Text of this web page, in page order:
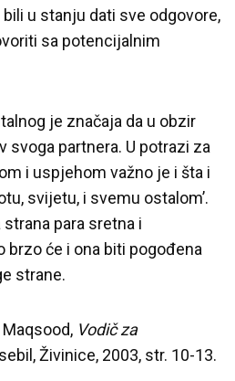
u stanju dati sve odgovore,
sa potencijalnim
je značaja da u obzir
svoga partnera. U potrazi za
i uspjehom važno je i šta i
svijetu, i svemu ostalom’.
para sretna i
brzo će i ona biti pogođena
strane.
Vodič za
Živinice, 2003, str. 10-13.